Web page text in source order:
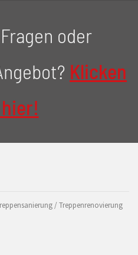
oder
Klicken
/ Treppenrenovierung